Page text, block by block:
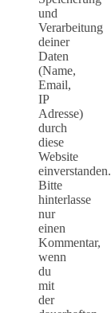
und
Verarbeitung
deiner
Daten
(Name,
Email,
IP
Adresse)
durch
diese
Website
einverstanden.
Bitte
hinterlasse
nur
einen
Kommentar,
wenn
du
mit
der